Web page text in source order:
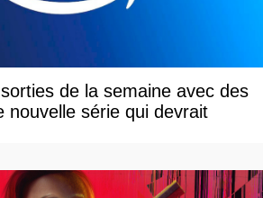
de la semaine avec des
nouvelle série qui devrait